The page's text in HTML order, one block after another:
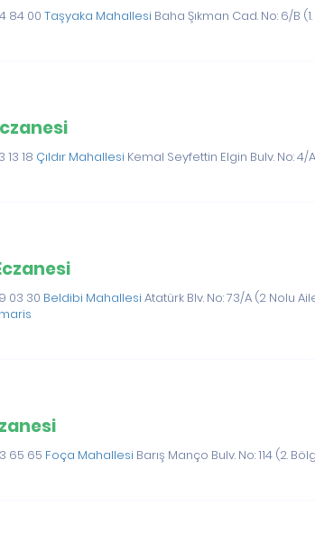
84 00Taşyaka Mahallesi Baha Şıkman Cad. No: 6/B
13 18 Çıldır Mahallesi Kemal Seyfettin Elgin Bulv. No: 4/
03 30 Beldibi Mahallesi Atatürk Blv. No: 73/A (2 Nolu
65 65 Foça Mahallesi Barış Manço Bulv. No: 114 (2.